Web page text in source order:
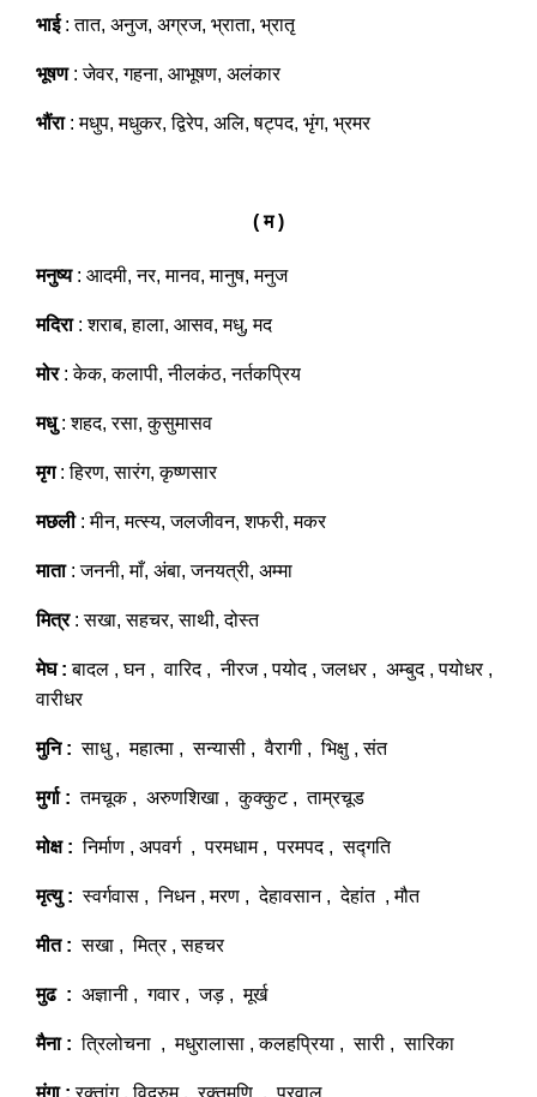
भाई: तात, अनुज, अग्रज, भ्राता, भ्रातृ
भूषण: जेवर, गहना, आभूषण, अलंकार
भौंरा: मधुप, मधुकर, द्विरेप, अलि, षट्पद, भृंग, भ्रमर
( म )
मनुष्य: आदमी, नर, मानव, मानुष, मनुज
मदिरा: शराब, हाला, आसव, मधु, मद
मोर: केक, कलापी, नीलकंठ, नर्तकप्रिय
मधु: शहद, रसा, कुसुमासव
मृग: हिरण, सारंग, कृष्णसार
मछली: मीन, मत्स्य, जलजीवन, शफरी, मकर
माता: जननी, माँ, अंबा, जनयत्री, अम्मा
मित्र: सखा, सहचर, साथी, दोस्त
मेघ : बादल , घन , वारिद , नीरज , पयोद , जलधर , अम्बुद , पयोधर ,
वारीधर
मुनि : साधु , महात्मा , सन्यासी , वैरागी , भिक्षु , संत
मुर्गा : तमचूक , अरुणशिखा , कुक्कुट , ताम्रचूड
मोक्ष : निर्माण , अपवर्ग , परमधाम , परमपद , सद्गति
मृत्यु : स्वर्गवास , निधन , मरण , देहावसान , देहांत , मौत
मीत : सखा , मित्र , सहचर
मुढ : अज्ञानी , गवार , जड़ , मूर्ख
मैना : त्रिलोचना , मधुरालासा , कलहप्रिया , सारी , सारिका
मूंगा : रक्तांग , विद्रुम , रक्तमणि , प्रवाल